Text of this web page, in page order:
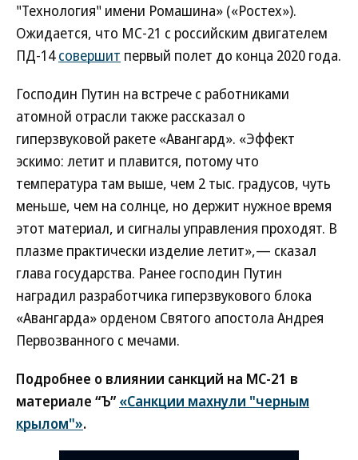
"Технология" имени Ромашина» («Ростех»).
Ожидается, что МС-21 с российским двигателем
ПД-14совершит первый полет до конца 2020 года.
Господин Путин на встрече с работниками
атомной отрасли также рассказал о
гиперзвуковой ракете «Авангард». «Эффект
эскимо: летит и плавится, потому что
температура там выше, чем 2 тыс. градусов, чуть
меньше, чем на солнце, но держит нужное время
этот материал, и сигналы управления проходят. В
плазме практически изделие летит»,— сказал
глава государства. Ранее господин Путин
наградил разработчика гиперзвукового блока
«Авангарда» орденом Святого апостола Андрея
Первозванного с мечами.
Подробнее о влиянии санкций на МС-21 в
материале “Ъ” «Санкции махнули "черным
крылом"».